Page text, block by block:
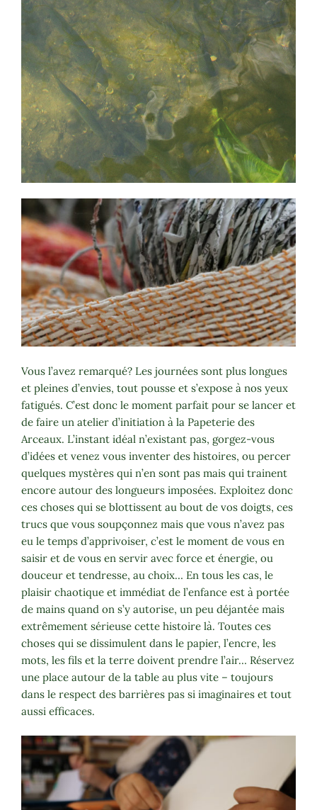
Vous l’avez remarqué? Les journées sont plus longues
et pleines d’envies, tout pousse et s’expose à nos yeux
fatigués. C’est donc le moment parfait pour se lancer et
de faire un atelier d’initiation à la Papeterie des
Arceaux. L’instant idéal n’existant pas, gorgez-vous
d’idées et venez vous inventer des histoires, ou percer
quelques mystères qui n’en sont pas mais qui trainent
encore autour des longueurs imposées. Exploitez donc
ces choses qui se blottissent au bout de vos doigts, ces
trucs que vous soupçonnez mais que vous n’avez pas
eu le temps d’apprivoiser, c’est le moment de vous en
saisir et de vous en servir avec force et énergie, ou
douceur et tendresse, au choix… En tous les cas, le
plaisir chaotique et immédiat de l’enfance est à portée
de mains quand on s’y autorise, un peu déjantée mais
extrêmement sérieuse cette histoire là. Toutes ces
choses qui se dissimulent dans le papier, l’encre, les
mots, les fils et la terre doivent prendre l’air… Réservez
une place autour de la table au plus vite – toujours
dans le respect des barrières pas si imaginaires et tout
aussi efficaces.